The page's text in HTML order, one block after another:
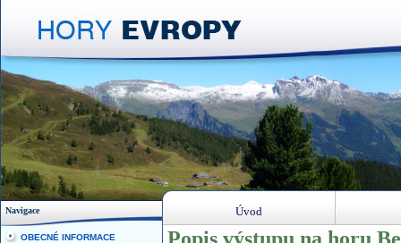
Navigace
OBECNÉ INFORMACE
Úvod